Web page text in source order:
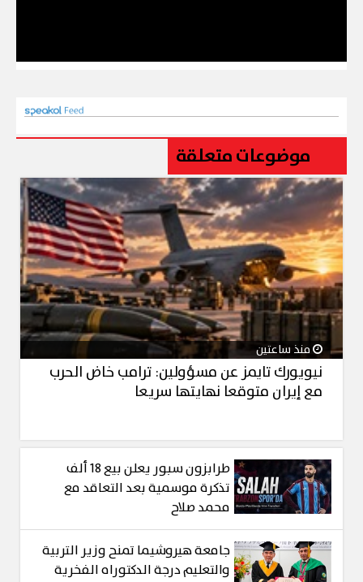
موضوعات متعلقة
منذ ساعتين
نيويورك تايمز عن مسؤولين: ترامب خاض الحرب
مع إيران متوقعا نهايتها سريعا
طرابزون سبور يعلن بيع 18 ألف
تذكرة موسمية بعد التعاقد مع
محمد صلاح
جامعة هيروشيما تمنح وزير التربية
والتعليم درجة الدكتوراه الفخرية